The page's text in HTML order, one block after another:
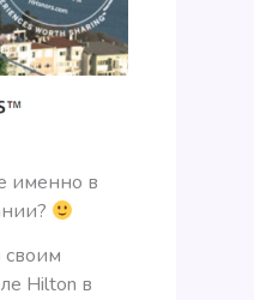
именно в
своим
Hilton в